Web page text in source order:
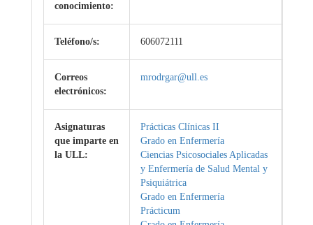
conocimiento:
Teléfono/s: 606072111
Correos
electrónicos:
mrodrgar@ull.es
Asignaturas
que imparte en
la ULL:
Prácticas Clínicas II
Grado en Enfermería
Ciencias Psicosociales Aplicadas
y Enfermería de Salud Mental y
Psiquiátrica
Grado en Enfermería
Prácticum